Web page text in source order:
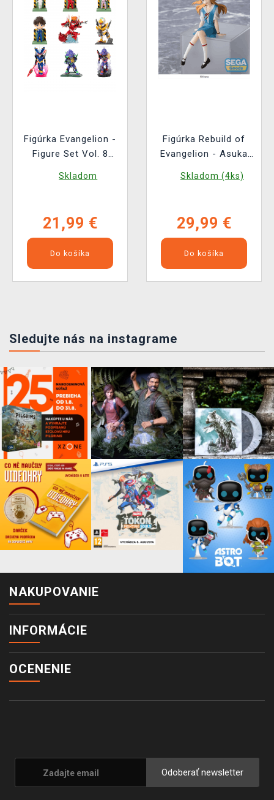
Figúrka Evangelion -
Figure Set Vol. 8
Skladom
21,99 €
Do košíka
Figúrka Rebuild of
Evangelion - Asuka
New Theatrical
Skladom (4ks)
29,99 €
Do košíka
Sledujte nás na instagrame
NAKUPOVANIE
INFORMÁCIE
OCENENIE
Odoberať newsletter